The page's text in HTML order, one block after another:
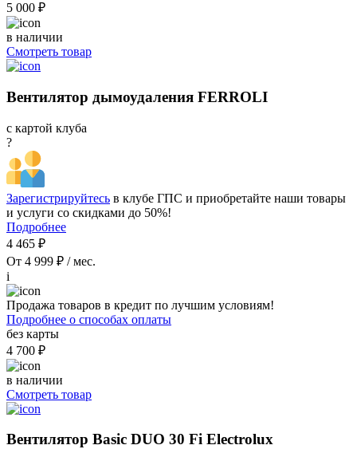
5 000 ₽
в наличии
Смотреть товар
Вентилятор дымоудаления FERROLI
с картой клуба
?
Зарегистрируйтесь в клубе ГПС и приобретайте наши товары
и услуги со скидками до 50%!
Подробнее
4 465 ₽
От 4 999 ₽ / мес.
i
Продажа товаров в кредит по лучшим условиям!
Подробнее о способах оплаты
без карты
4 700 ₽
в наличии
Смотреть товар
Вентилятор Basic DUO 30 Fi Electrolux